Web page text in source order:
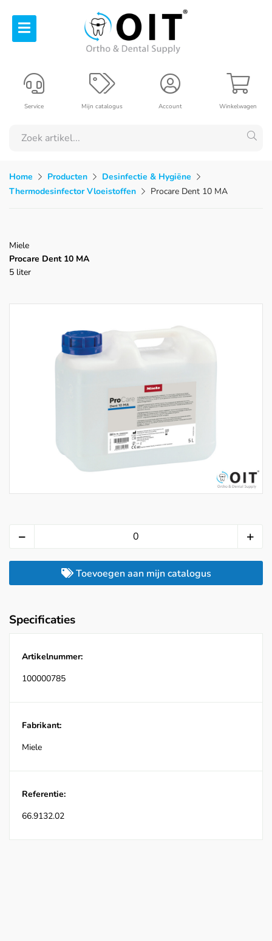
Winkelwagen
Account
Mijn catalogus
Service
Home Producten
Desinfectie & Hygiëne
Thermodesinfector Vloeistoffen
Procare Dent 10 MA
Miele
Procare Dent 10 MA
5 liter
Toevoegen aan mijn catalogus
Specificaties
Artikelnummer:
100000785
Fabrikant:
Miele
Referentie:
66.9132.02